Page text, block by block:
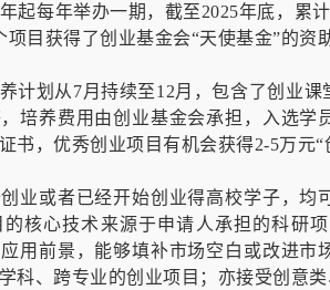
起每年举办一期，截至2025年底，累
项目获得了创业基金会“天使基金”的资
计划从7月持续至12月，包含了创业
培养费用由创业基金会承担，入选
书，优秀创业项目有机会获得2-5万元“
业或者已经开始创业得高校学子，
核心技术来源于申请人承担的科研
用前景，能够填补市场空白或改进
科、跨专业的创业项目；亦接受创意